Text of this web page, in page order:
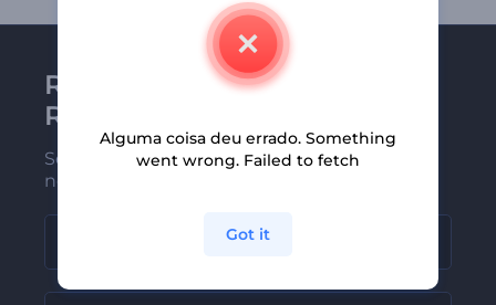
Receba a newsletter da
Renderforest
Seja um dos primeiros a receber
nossas últimas novidades e ofertas
Alguma coisa deu errado. Something
went wrong. Failed to fetch
Got it